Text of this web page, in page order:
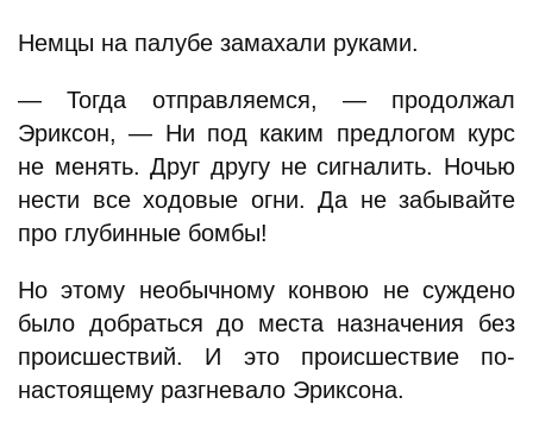
Немцы на палубе замахали руками.
— Тогда отправляемся, — продолжал
Эриксон, — Ни под каким предлогом курс
не менять. Друг другу не сигналить. Ночью
нести все ходовые огни. Да не забывайте
про глубинные бомбы!
Но этому необычному конвою не суждено
было добраться до места назначения без
происшествий. И это происшествие по-
настоящему разгневало Эриксона.